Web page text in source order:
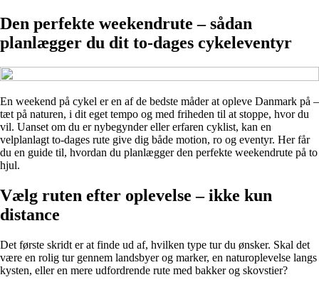
Den perfekte weekendrute – sådan
planlægger du dit to-dages cykeleventyr
En weekend på cykel er en af de bedste måder at opleve Danmark på –
tæt på naturen, i dit eget tempo og med friheden til at stoppe, hvor du
vil. Uanset om du er nybegynder eller erfaren cyklist, kan en
velplanlagt to-dages rute give dig både motion, ro og eventyr. Her får
du en guide til, hvordan du planlægger den perfekte weekendrute på to
hjul.
Vælg ruten efter oplevelse – ikke kun
distance
Det første skridt er at finde ud af, hvilken type tur du ønsker. Skal det
være en rolig tur gennem landsbyer og marker, en naturoplevelse langs
kysten, eller en mere udfordrende rute med bakker og skovstier?